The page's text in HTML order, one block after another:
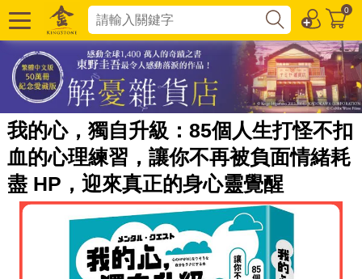
0
我的心，獨自升級：85個人生打怪不扣
血的心理練習，讓你不再被負面情緒耗
盡 HP，迎來真正的身心靈覺醒